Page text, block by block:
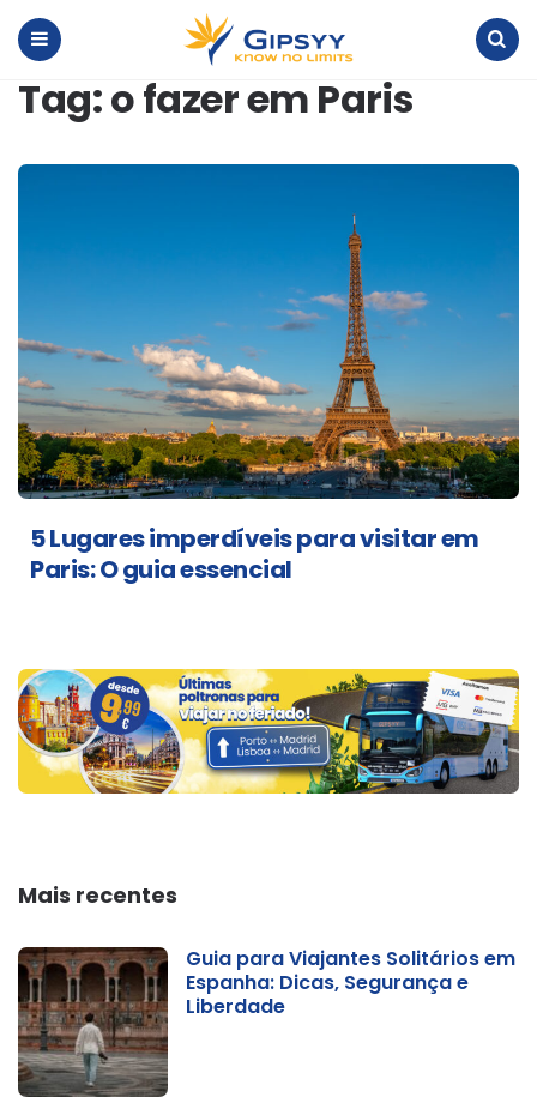
Menu
Tag:o fazer em Paris
5 Lugares imperdíveis para visitar em
Paris: O guia essencial
Mais recentes
Guia para Viajantes Solitários em
Espanha: Dicas, Segurança e
Liberdade